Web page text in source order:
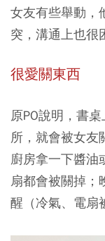
女友有些舉動，
突，溝通上也很
很愛關東西
原PO說明，書
所，就會被女友
廚房拿一下醬油
扇都會被關掉；
醒（冷氣、電扇